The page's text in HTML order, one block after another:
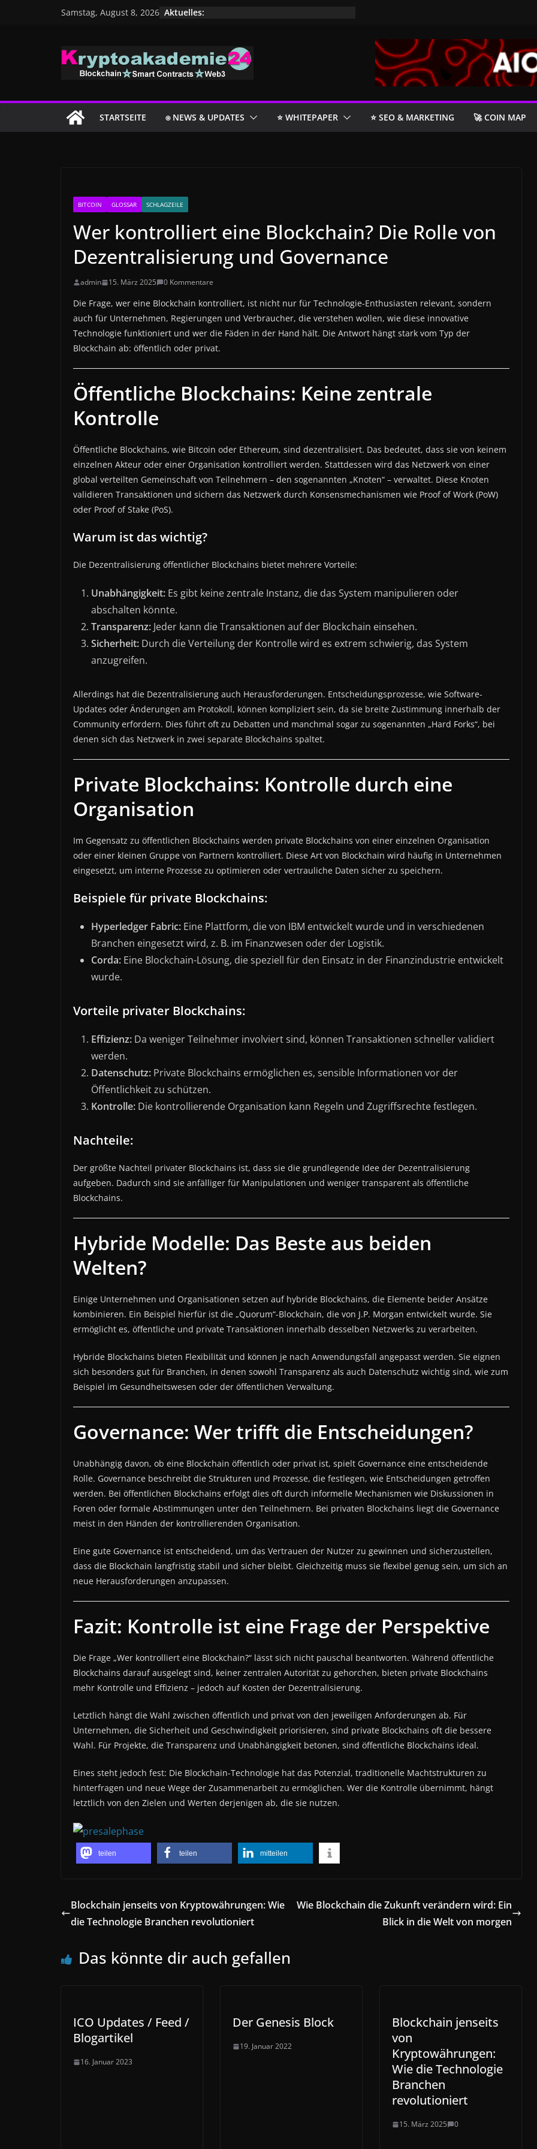
Samstag, August 8, 2026 Aktuelles:
STARTSEITE ⍟ NEWS & UPDATES ⭐️ WHITEPAPER ⭐️ SEO & MARKETING 🚀 COIN MAP
BITCOIN GLOSSAR SCHLAGZEILE
Wer kontrolliert eine Blockchain? Die Rolle von
Dezentralisierung und Governance
admin 15. März 2025 0 Kommentare
Die Frage, wer eine Blockchain kontrolliert, ist nicht nur für Technologie-Enthusiasten relevant, sondern
auch für Unternehmen, Regierungen und Verbraucher, die verstehen wollen, wie diese innovative
Technologie funktioniert und wer die Fäden in der Hand hält. Die Antwort hängt stark vom Typ der
Blockchain ab: öffentlich oder privat.
Öffentliche Blockchains: Keine zentrale
Kontrolle
Öffentliche Blockchains, wie Bitcoin oder Ethereum, sind dezentralisiert. Das bedeutet, dass sie von keinem
einzelnen Akteur oder einer Organisation kontrolliert werden. Stattdessen wird das Netzwerk von einer
global verteilten Gemeinschaft von Teilnehmern – den sogenannten „Knoten“ – verwaltet. Diese Knoten
validieren Transaktionen und sichern das Netzwerk durch Konsensmechanismen wie Proof of Work (PoW)
oder Proof of Stake (PoS).
Warum ist das wichtig?
Die Dezentralisierung öffentlicher Blockchains bietet mehrere Vorteile:
Unabhängigkeit: Es gibt keine zentrale Instanz, die das System manipulieren oder
abschalten könnte.
Transparenz: Jeder kann die Transaktionen auf der Blockchain einsehen.
Sicherheit: Durch die Verteilung der Kontrolle wird es extrem schwierig, das System
anzugreifen.
Allerdings hat die Dezentralisierung auch Herausforderungen. Entscheidungsprozesse, wie Software-
Updates oder Änderungen am Protokoll, können kompliziert sein, da sie breite Zustimmung innerhalb der
Community erfordern. Dies führt oft zu Debatten und manchmal sogar zu sogenannten „Hard Forks“, bei
denen sich das Netzwerk in zwei separate Blockchains spaltet.
Private Blockchains: Kontrolle durch eine
Organisation
Im Gegensatz zu öffentlichen Blockchains werden private Blockchains von einer einzelnen Organisation
oder einer kleinen Gruppe von Partnern kontrolliert. Diese Art von Blockchain wird häufig in Unternehmen
eingesetzt, um interne Prozesse zu optimieren oder vertrauliche Daten sicher zu speichern.
Beispiele für private Blockchains:
Hyperledger Fabric: Eine Plattform, die von IBM entwickelt wurde und in verschiedenen
Branchen eingesetzt wird, z. B. im Finanzwesen oder der Logistik.
Corda: Eine Blockchain-Lösung, die speziell für den Einsatz in der Finanzindustrie entwickelt
wurde.
Vorteile privater Blockchains:
Effizienz: Da weniger Teilnehmer involviert sind, können Transaktionen schneller validiert
werden.
Datenschutz: Private Blockchains ermöglichen es, sensible Informationen vor der
Öffentlichkeit zu schützen.
Kontrolle: Die kontrollierende Organisation kann Regeln und Zugriffsrechte festlegen.
Nachteile:
Der größte Nachteil privater Blockchains ist, dass sie die grundlegende Idee der Dezentralisierung
aufgeben. Dadurch sind sie anfälliger für Manipulationen und weniger transparent als öffentliche
Blockchains.
Hybride Modelle: Das Beste aus beiden
Welten?
Einige Unternehmen und Organisationen setzen auf hybride Blockchains, die Elemente beider Ansätze
kombinieren. Ein Beispiel hierfür ist die „Quorum“-Blockchain, die von J.P. Morgan entwickelt wurde. Sie
ermöglicht es, öffentliche und private Transaktionen innerhalb desselben Netzwerks zu verarbeiten.
Hybride Blockchains bieten Flexibilität und können je nach Anwendungsfall angepasst werden. Sie eignen
sich besonders gut für Branchen, in denen sowohl Transparenz als auch Datenschutz wichtig sind, wie zum
Beispiel im Gesundheitswesen oder der öffentlichen Verwaltung.
Governance: Wer trifft die Entscheidungen?
Unabhängig davon, ob eine Blockchain öffentlich oder privat ist, spielt Governance eine entscheidende
Rolle. Governance beschreibt die Strukturen und Prozesse, die festlegen, wie Entscheidungen getroffen
werden. Bei öffentlichen Blockchains erfolgt dies oft durch informelle Mechanismen wie Diskussionen in
Foren oder formale Abstimmungen unter den Teilnehmern. Bei privaten Blockchains liegt die Governance
meist in den Händen der kontrollierenden Organisation.
Eine gute Governance ist entscheidend, um das Vertrauen der Nutzer zu gewinnen und sicherzustellen,
dass die Blockchain langfristig stabil und sicher bleibt. Gleichzeitig muss sie flexibel genug sein, um sich an
neue Herausforderungen anzupassen.
Fazit: Kontrolle ist eine Frage der Perspektive
Die Frage „Wer kontrolliert eine Blockchain?“ lässt sich nicht pauschal beantworten. Während öffentliche
Blockchains darauf ausgelegt sind, keiner zentralen Autorität zu gehorchen, bieten private Blockchains
mehr Kontrolle und Effizienz – jedoch auf Kosten der Dezentralisierung.
Letztlich hängt die Wahl zwischen öffentlich und privat von den jeweiligen Anforderungen ab. Für
Unternehmen, die Sicherheit und Geschwindigkeit priorisieren, sind private Blockchains oft die bessere
Wahl. Für Projekte, die Transparenz und Unabhängigkeit betonen, sind öffentliche Blockchains ideal.
Eines steht jedoch fest: Die Blockchain-Technologie hat das Potenzial, traditionelle Machtstrukturen zu
hinterfragen und neue Wege der Zusammenarbeit zu ermöglichen. Wer die Kontrolle übernimmt, hängt
letztlich von den Zielen und Werten derjenigen ab, die sie nutzen.
teilen teilen mitteilen
Blockchain jenseits von Kryptowährungen: Wie
die Technologie Branchen revolutioniert
Wie Blockchain die Zukunft verändern wird: Ein
Blick in die Welt von morgen
Das könnte dir auch gefallen
ICO Updates / Feed /
Blogartikel
16. Januar 2023
Der Genesis Block
19. Januar 2022
Blockchain jenseits
von
Kryptowährungen:
Wie die Technologie
Branchen
revolutioniert
15. März 2025 0